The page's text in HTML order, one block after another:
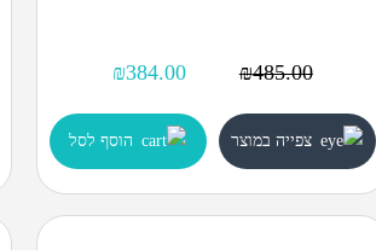
₪485.00
₪384.00
צפייה במוצר הוסף לסל